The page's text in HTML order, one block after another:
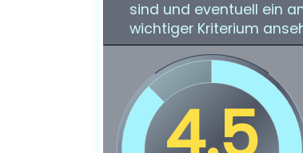
sind und eventuell ein
wichtiger Kriterium